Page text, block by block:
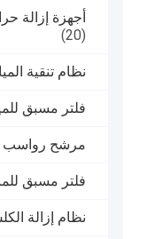
أجهزة إزالة
(20)
نظام تنقية
فلتر مسبق
مرشح رواسب
فلتر مسبق
نظام إزالة